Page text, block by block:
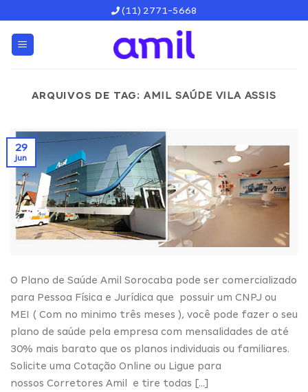
content
(11) 2771-5668
ARQUIVOS DE TAG: AMIL SAÚDE VILA ASSIS
29
jun
O Plano de Saúde Amil Sorocaba pode ser comercializado
para Pessoa Física e Jurídica que possuir um CNPJ ou
MEI ( Com no minimo três meses ), você pode fazer o seu
plano de saúde pela empresa com mensalidades de até
30% mais barato que os planos individuais ou familiares.
Solicite uma Cotação Online ou Ligue para
nossos Corretores Amil e tire todas […]